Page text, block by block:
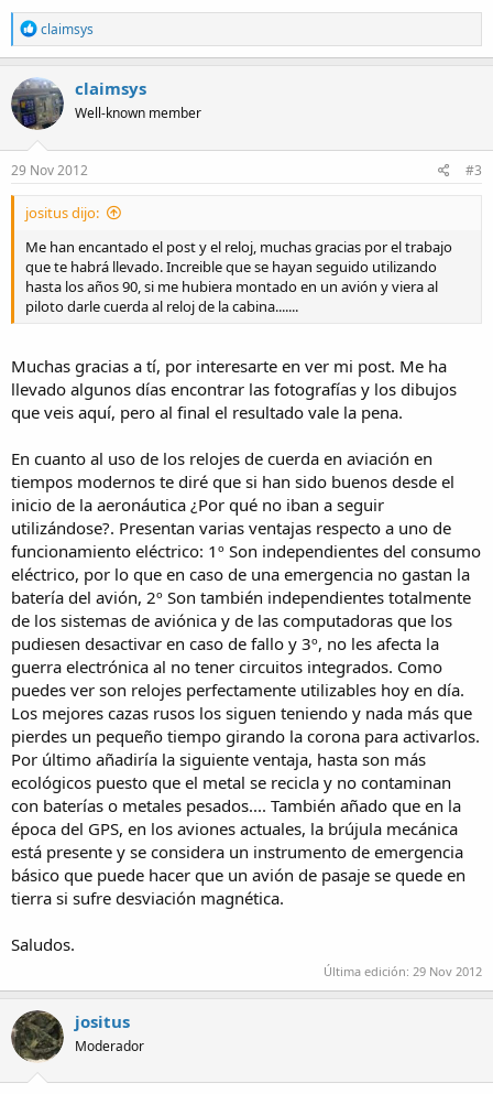
R
e
a
c
t
i
o
n
s
claimsys
claimsys
Well-known member
29 Nov 2012 #3
jositus dijo:
Me han encantado el post y el reloj, muchas gracias por el trabajo
que te habrá llevado. Increible que se hayan seguido utilizando
hasta los años 90, si me hubiera montado en un avión y viera al
piloto darle cuerda al reloj de la cabina.......
Muchas gracias a tí, por interesarte en ver mi post. Me ha
llevado algunos días encontrar las fotografías y los dibujos
que veis aquí, pero al final el resultado vale la pena.
En cuanto al uso de los relojes de cuerda en aviación en
tiempos modernos te diré que si han sido buenos desde el
inicio de la aeronáutica ¿Por qué no iban a seguir
utilizándose?. Presentan varias ventajas respecto a uno de
funcionamiento eléctrico: 1º Son independientes del consumo
eléctrico, por lo que en caso de una emergencia no gastan la
batería del avión, 2º Son también independientes totalmente
de los sistemas de aviónica y de las computadoras que los
pudiesen desactivar en caso de fallo y 3º, no les afecta la
guerra electrónica al no tener circuitos integrados. Como
puedes ver son relojes perfectamente utilizables hoy en día.
Los mejores cazas rusos los siguen teniendo y nada más que
pierdes un pequeño tiempo girando la corona para activarlos.
Por último añadiría la siguiente ventaja, hasta son más
ecológicos puesto que el metal se recicla y no contaminan
con baterías o metales pesados.... También añado que en la
época del GPS, en los aviones actuales, la brújula mecánica
está presente y se considera un instrumento de emergencia
básico que puede hacer que un avión de pasaje se quede en
tierra si sufre desviación magnética.
Saludos.
Última edición: 29 Nov 2012
jositus
Moderador